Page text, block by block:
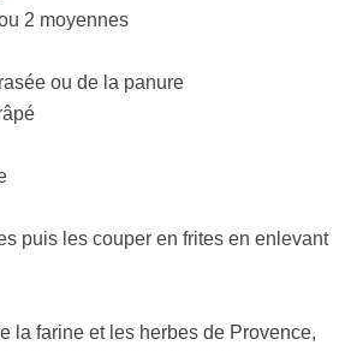
2 moyennes
ou de la panure
puis les couper en frites en enlevant
la farine et les herbes de Provence,